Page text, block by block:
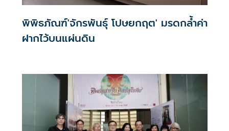
พิพิธภัณฑ์'จักรพันธุ์ โปษยกฤต' มรดกล้ำค่า
ฝากไว้บนแผ่นดิน